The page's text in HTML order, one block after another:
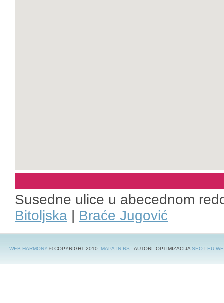
Susedne ulice u abecednom
Bitoljska | Braće Jugović
WEB HARMONY © COPYRIGHT 2010. MAPA.IN.RS - AUTORI: OPTIMIZACIJASEO I EU